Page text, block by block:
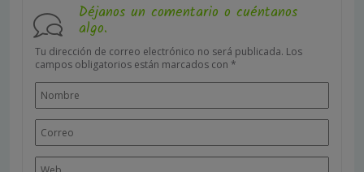
Déjanos un comentario o cuéntanos
algo.
Tu dirección de correo electrónico no será publicada. Los
campos obligatorios están marcados con *